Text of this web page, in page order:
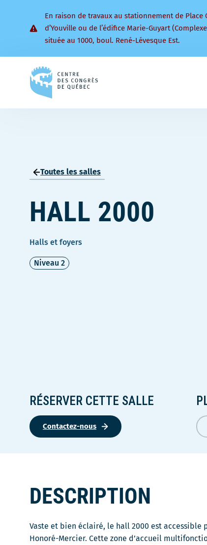
En raison de travaux au stationnement de
d’Youville ou de l’édifice Marie-Guyart
située au 1000, boul. René-Lévesque Est.
page
Toutes les salles
HALL 2000
Halls et foyers
Niveau 2
RÉSERVER CETTE SALLE
Contactez-nous
DESCRIPTION
Vaste et bien éclairé, le hall 2000 est accessible
Honoré-Mercier. Cette zone d’accueil